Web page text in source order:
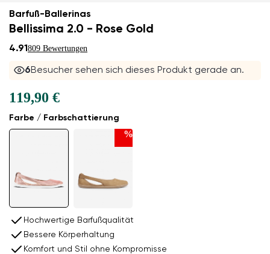
Barfuß-Ballerinas
Bellissima 2.0 - Rose Gold
4.91809 Bewertungen
6Besucher sehen sich dieses Produkt gerade an.
Farbe / Farbschattierung
%
119,90 €
Hochwertige Barfußqualität
Bessere Körperhaltung
Komfort und Stil ohne Kompromisse